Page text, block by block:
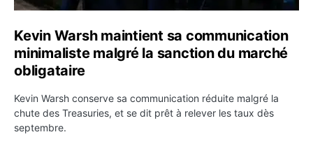
Kevin Warsh maintient sa communication
minimaliste malgré la sanction du marché
obligataire
Kevin Warsh conserve sa communication réduite malgré la
chute des Treasuries, et se dit prêt à relever les taux dès
septembre.